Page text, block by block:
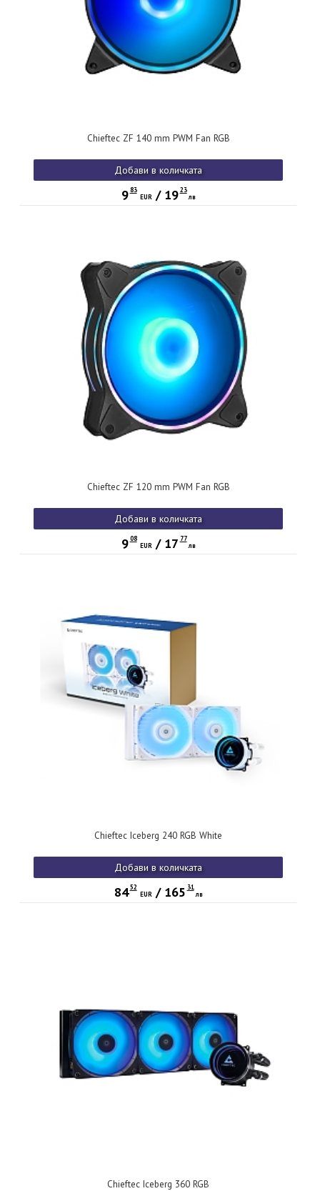
Chieftec ZF 140 mm PWM Fan RGB
Добави в количката
9 83
EUR/ 19 23
лв
Chieftec ZF 120 mm PWM Fan RGB
Добави в количката
9 08
EUR/ 17 77
лв
Chieftec Iceberg 240 RGB White
Добави в количката
84 52
EUR/ 165 31
лв
Chieftec Iceberg 360 RGB